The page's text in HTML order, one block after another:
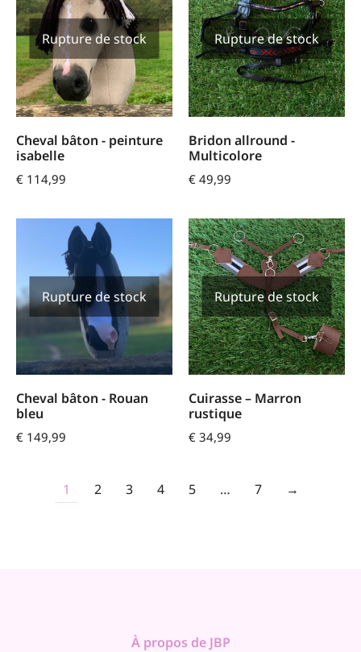
Rupture de stock
Cheval bâton - peinture
isabelle
€ 114,99
Rupture de stock
Bridon allround -
Multicolore
€ 49,99
Rupture de stock
Cheval bâton - Rouan
bleu
€ 149,99
Rupture de stock
Cuirasse – Marron
rustique
€ 34,99
1 2 3 4 5 … 7 →
À propos de JBP